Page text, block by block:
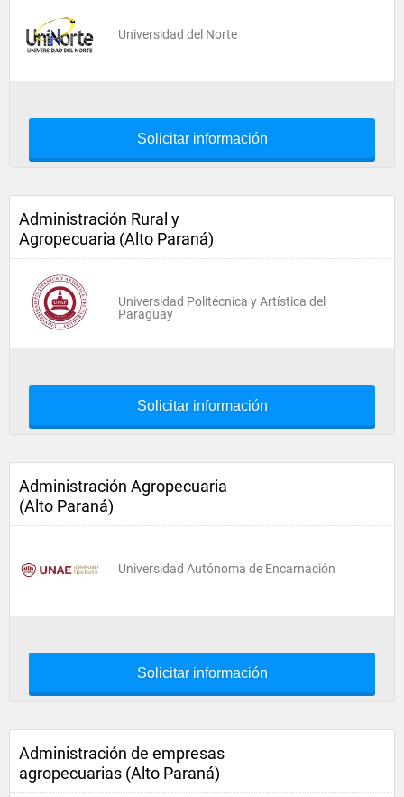
Universidad del Norte
Solicitar información
Administración Rural y
Agropecuaria (Alto Paraná)
Universidad Politécnica y Artística del
Paraguay
Solicitar información
Administración Agropecuaria
(Alto Paraná)
Universidad Autónoma de Encarnación
Solicitar información
Administración de empresas
agropecuarias (Alto Paraná)